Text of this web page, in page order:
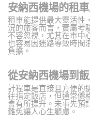
安納西機場的租
租車能提供最大靈活性
況的旅客而言，實屬考
不容忽視，尤其在市中
也容易因迷路導致時間
負擔。
從安納西機場到
計程車是直接且方便的
往指定飯店，但通常價
會有所提升。未事先預
難免讓人心生顧慮。